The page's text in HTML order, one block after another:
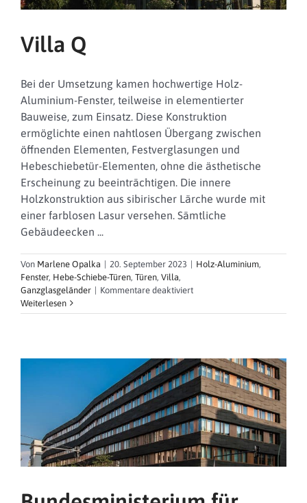
Villa Q
Bei der Umsetzung kamen hochwertige Holz-
Aluminium-Fenster, teilweise in elementierter
Bauweise, zum Einsatz. Diese Konstruktion
ermöglichte einen nahtlosen Übergang zwischen
öffnenden Elementen, Festverglasungen und
Hebeschiebetür-Elementen, ohne die ästhetische
Erscheinung zu beeinträchtigen. Die innere
Holzkonstruktion aus sibirischer Lärche wurde mit
einer farblosen Lasur versehen. Sämtliche
Gebäudeecken ...
Von Marlene Opalka 20. September 2023 Holz-Aluminium,
Fenster, Hebe-Schiebe-Türen, Türen, Villa,
Ganzglasgeländer
Kommentare deaktiviertfür
Q
Weiterlesen